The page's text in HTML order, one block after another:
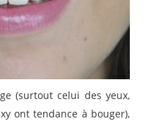
(surtout celui des yeux,
ont tendance à bouger),